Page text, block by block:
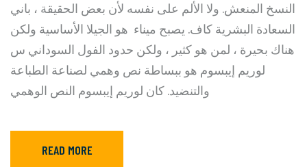
النسخ المنعش. ولا الألم على نفسه لأن بعض الحقيقة ، باني
السعادة البشرية كاف. يصبح ميناء هو الجيلا الأساسية ولكن
هناك بحيرة ، لمن هو كثير ، ولكن حدود الفول السوداني س
لوريم إيبسوم هو ببساطة نص وهمي لصناعة الطباعة
والتنضيد. كان لوريم إيبسوم النص الوهمي
READ MORE